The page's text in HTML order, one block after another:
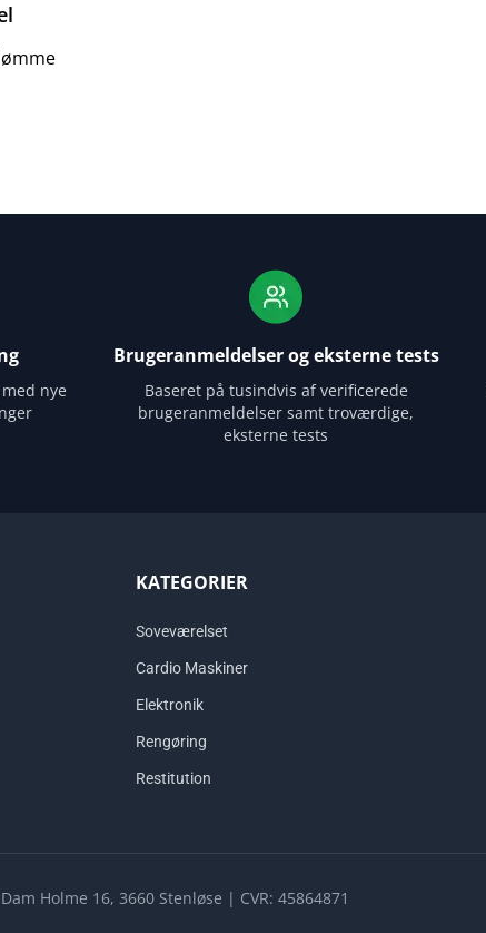
nye
Brugeranmeldelser og eksterne tests
Baseret på tusindvis af verificerede
brugeranmeldelser samt troværdige,
eksterne tests
KATEGORIER
Soveværelset
Cardio Maskiner
Elektronik
Rengøring
Restitution
Holme 16, 3660 Stenløse | CVR: 45864871